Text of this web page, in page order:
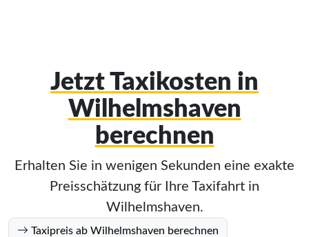
Jetzt Taxikosten in
Wilhelmshaven
berechnen
Erhalten Sie in wenigen Sekunden eine exakte
Preisschätzung für Ihre Taxifahrt in
Wilhelmshaven.
Taxipreis ab Wilhelmshaven berechnen